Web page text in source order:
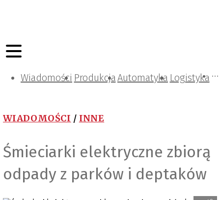
Wiadomości ProdukcjaAutomatyka Logistyka
Projektowanie i konstrukcje
Zarządzanie i IT
Tematy specjalne
WIADOMOŚCI / INNE
Śmieciarki elektryczne zbiorą
odpady z parków i deptaków